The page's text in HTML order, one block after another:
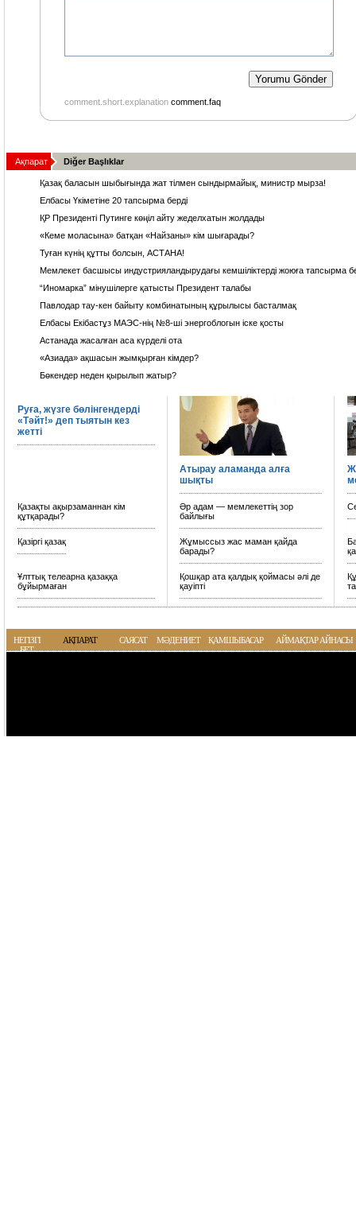
comment.short.explanation comment.faq
Ақпарат Diğer Başlıklar
Қазақ баласын шыбығында жат тілмен сындырмайық, министр мырза!
Елбасы Үкіметіне 20 тапсырма берді
ҚР Президенті Путинге көңіл айту жеделхатын жолдады
«Кеме моласына» батқан «Найзаны» кім шығарады?
Туған күнің құтты болсын, АСТАНА!
Мемлекет басшысы индустрияландырудағы кемшіліктерді жоюға тапсырма
“Иномарка” мінушілерге қатысты Президент талабы
Павлодар тау-кен байыту комбинатының құрылысы басталмақ
Елбасы Екібастұз МАЭС-нің №8-ші энергоблогын іске қосты
Астанада жасалған аса күрделі ота
«Азиада» ақшасын жымқырған кімдер?
Бөкендер неден қырылып жатыр?
Руға, жүзге бөлінгендерді
«Тәйт!» деп тыятын кез
жетті
Атырау аламанда алға
шықты
Қазақты ақырзаманнан кім
құтқарады?
Әр адам — мемлекеттің зор
байлығы
Қазіргі қазақ
Жұмыссыз жас маман қайда
барады?
Ұлттық телеарна қазаққа
бұйырмаған
Қошқар ата қалдық қоймасы әлі де
қауіпті
НЕГІЗГІ
БЕТ
АҚПАРАТ САЯСАТ МӘДЕНИЕТ ҚАМШЫБАСАР АЙМАҚТАР АЙНАСЫ